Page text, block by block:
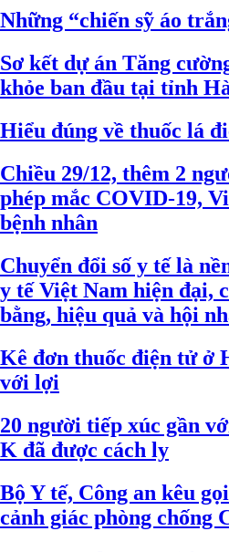
Những “chiến sỹ áo
Sơ kết dự án Tăng
khỏe ban đầu tại tỉnh
Hiểu đúng về thuốc lá
Chiều 29/12, thêm 2
phép mắc COVID-19,
bệnh nhân
Chuyển đổi số y tế là
y tế Việt Nam hiện đại,
bằng, hiệu quả và hội
Kê đơn thuốc điện tử ở
với lợi
20 người tiếp xúc gần
K đã được cách ly
Bộ Y tế, Công an kêu
cảnh giác phòng chống